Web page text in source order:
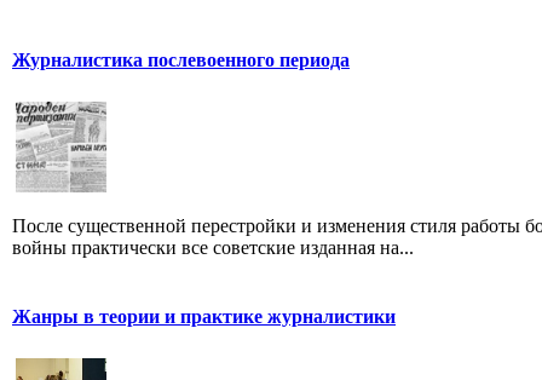
Журналистика послевоенного периода
После существенной перестройки и изменения стиля работы
войны практически все советские изданная на...
Жанры в теории и практике журналистики